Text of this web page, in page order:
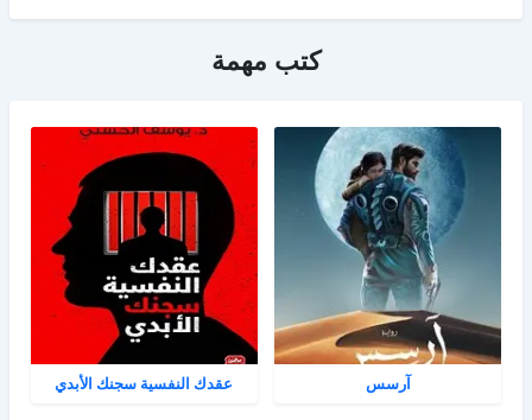
كتب مهمة
آرسس عقدك النفسية سجنك الأبدي